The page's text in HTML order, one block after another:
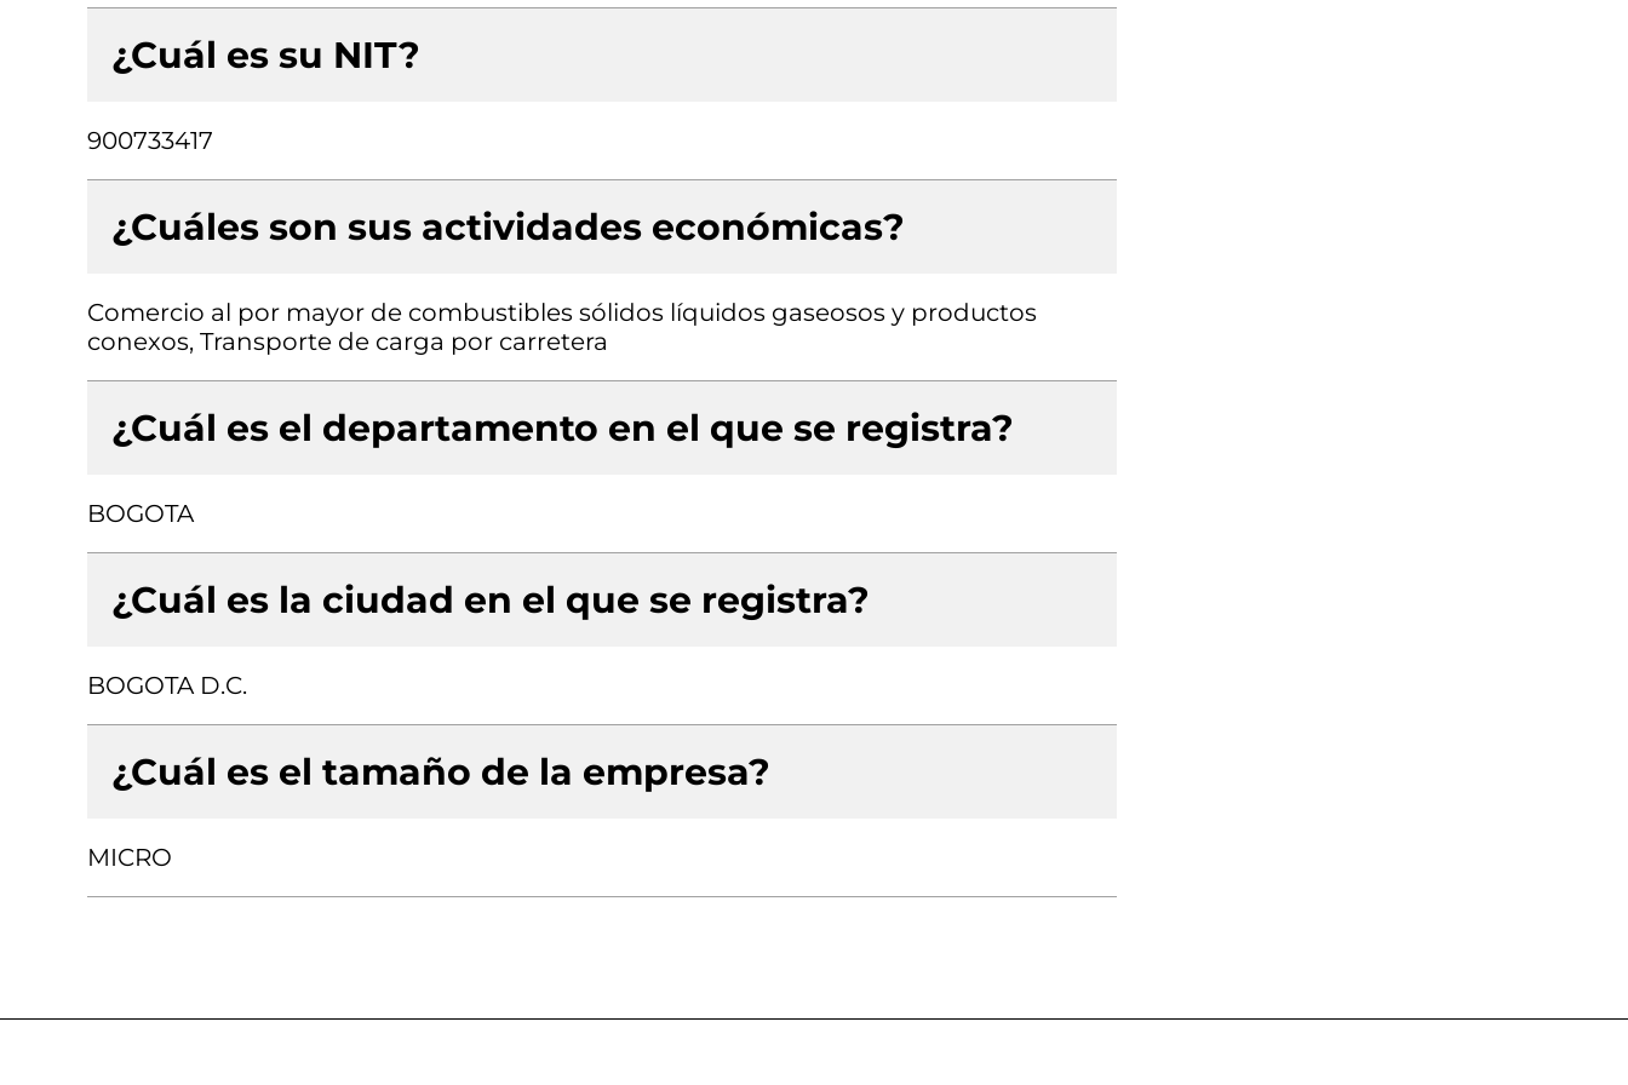
¿Cuál es su NIT?
900733417
¿Cuáles son sus actividades económicas?
Comercio al por mayor de combustibles sólidos líquidos gaseosos y productos
conexos, Transporte de carga por carretera
¿Cuál es el departamento en el que se registra?
BOGOTA
¿Cuál es la ciudad en el que se registra?
BOGOTA D.C.
¿Cuál es el tamaño de la empresa?
MICRO